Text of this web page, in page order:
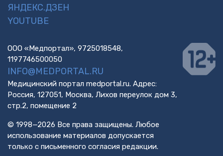
ЯНДЕКС.ДЗЕН
YOUTUBE
ООО «Медпортал», 9725018548,
1197746500050
INFO@MEDPORTAL.RU
Медицинский портал medportal.ru. Адрес:
Россия, 127051, Москва, Лихов переулок дом 3,
стр.2, помещение 2
© 1998—2026 Все права защищены. Любое
использование материалов допускается
только с письменного согласия редакции.